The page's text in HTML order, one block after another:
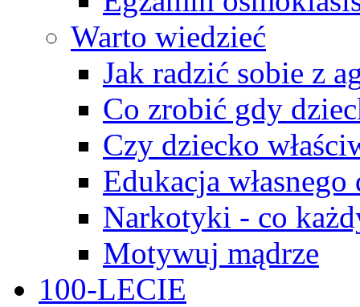
Warto wiedzieć
Jak radzić sobie z
Co zrobić gdy
Czy dziecko
Edukacja własnego
Narkotyki - co
Motywuj mądrze
100-LECIE